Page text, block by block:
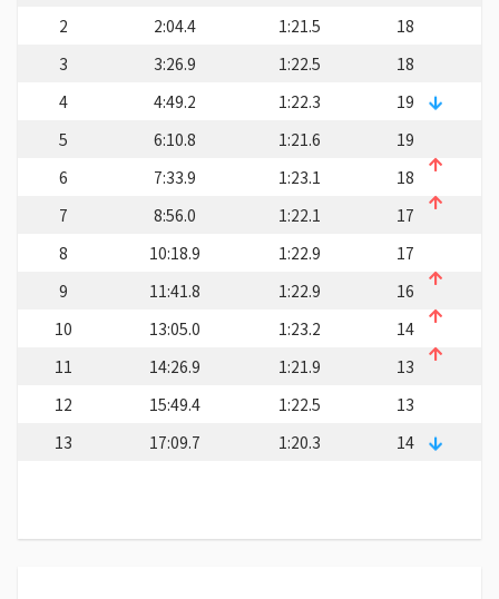
2
2:04.4 1:21.5
18
3
3:26.9 1:22.5
18
4
4:49.2 1:22.3
19
5
6:10.8 1:21.6
19
6
7:33.9 1:23.1
18
7
8:56.0 1:22.1
17
8
10:18.9 1:22.9
17
9
11:41.8 1:22.9
16
10
13:05.0 1:23.2
14
11
14:26.9 1:21.9
13
12
15:49.4 1:22.5
13
13
17:09.7 1:20.3 14